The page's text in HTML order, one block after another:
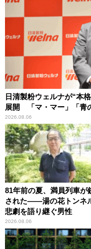
日清製粉ウェルナが“本
展開 「マ・マー」「青
2026.08.06
81年前の夏、満員列車が
された――湯の花トンネ
悲劇を語り継ぐ男性
2026.08.06